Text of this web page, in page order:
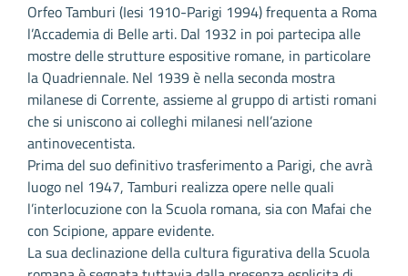
Orfeo Tamburi (Iesi 1910-Parigi 1994) frequenta a Roma
l’Accademia di Belle arti. Dal 1932 in poi partecipa alle
mostre delle strutture espositive romane, in particolare
la Quadriennale. Nel 1939 è nella seconda mostra
milanese di Corrente, assieme al gruppo di artisti romani
che si uniscono ai colleghi milanesi nell’azione
antinovecentista.
Prima del suo definitivo trasferimento a Parigi, che avrà
luogo nel 1947, Tamburi realizza opere nelle quali
l’interlocuzione con la Scuola romana, sia con Mafai che
con Scipione, appare evidente.
La sua declinazione della cultura figurativa della Scuola